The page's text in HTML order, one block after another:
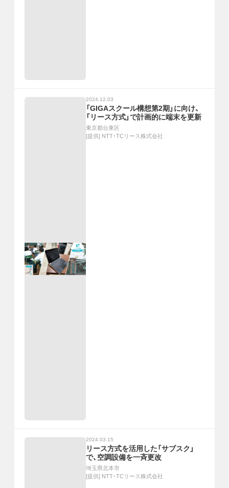
2024.12.03
「GIGAスクール構想第2期」に向け、
「リース方式」で計画的に端末を更新
東京都台東区
[提供] NTT・TCリース株式会社
2024.03.15
リース方式を活用した「サブスク」
で、空調設備を一斉更改
埼玉県北本市
[提供] NTT・TCリース株式会社